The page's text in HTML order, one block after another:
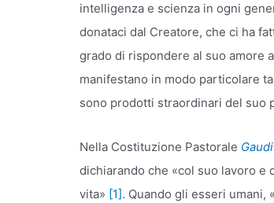
intelligenza e scienza in ogni
donataci dal Creatore, che ci ha
grado di rispondere al suo amore
manifestano in modo particolare
sono prodotti straordinari del suo
Nella Costituzione Pastorale
dichiarando che «col suo lavoro e
vita» [1]. Quando gli esseri umani,